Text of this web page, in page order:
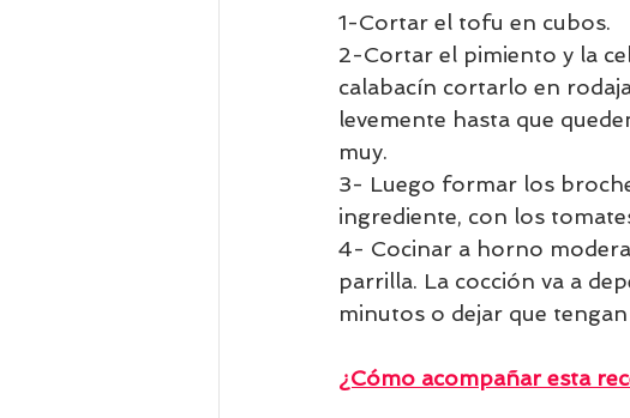
1-Cortar el tofu en cubos.
2-Cortar el pimiento y la
calabacín cortarlo en
levemente hasta que
muy.
3- Luego formar los
ingrediente, con los
4- Cocinar a horno
parrilla. La cocción va a
minutos o dejar que
¿Cómo acompañar esta